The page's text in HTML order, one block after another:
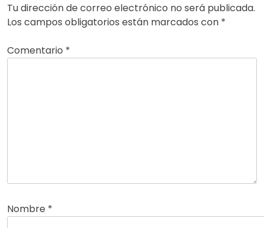
Tu dirección de correo electrónico no será publicada.
Los campos obligatorios están marcados con *
Comentario *
Nombre *